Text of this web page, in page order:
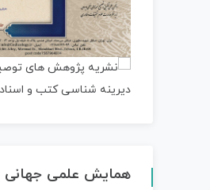
همایش علمی جهانی 1405